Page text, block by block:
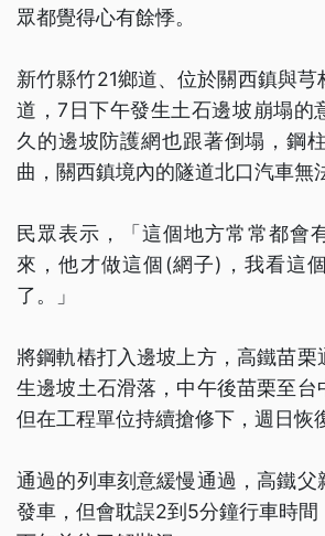
眾都覺得心有餘悸。
新竹縣竹21鄉道、位於關西鎮與芎
道，7日下午發生土石邊坡崩塌的
久的邊坡防護網也跟著倒塌，鋼
曲，關西鎮境內的隧道北口汽車無
民眾表示，「這個地方常常都會
來，他才做這個(網子)，我看這
了。」
將鋼軌樁打入邊坡上方，高鐵苗栗
生邊坡土石滑落，中午後苗栗至台
但在工程單位持續搶修下，週日恢
通過的列車刻意緩慢通過，高鐵父
發車，但會耽誤2到5分鐘行車時間